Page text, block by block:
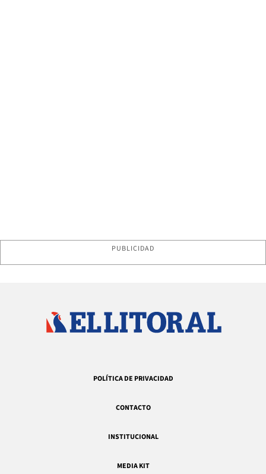
PUBLICIDAD
POLÍTICA DE PRIVACIDAD
CONTACTO
INSTITUCIONAL
MEDIA KIT